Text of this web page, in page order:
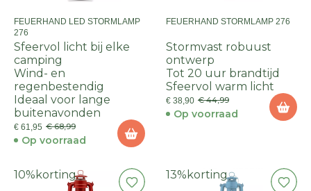
FEUERHAND LED STORMLAMP
276
Sfeervol licht bij elke
camping
Wind- en
regenbestendig
Ideaal voor lange
buitenavonden
€ 61,95 € 68,99
Op voorraad
FEUERHAND STORMLAMP 276
Stormvast robuust
ontwerp
Tot 20 uur brandtijd
Sfeervol warm licht
€ 38,90 € 44,99
Op voorraad
10% korting 13% korting